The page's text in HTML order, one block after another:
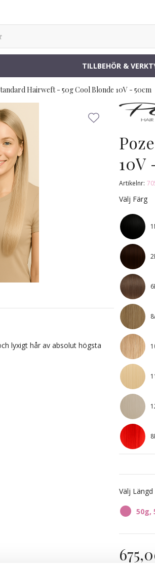
TILLBEHÖR &
Hairweft - 50g Cool Blonde 10V - 50cm
lyxigt hår av absolut högsta
10V
Artikelnr:
Välj Färg
Välj Längd
50g,